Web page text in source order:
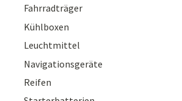
Fahrradträger
Kühlboxen
Leuchtmittel
Navigationsgeräte
Reifen